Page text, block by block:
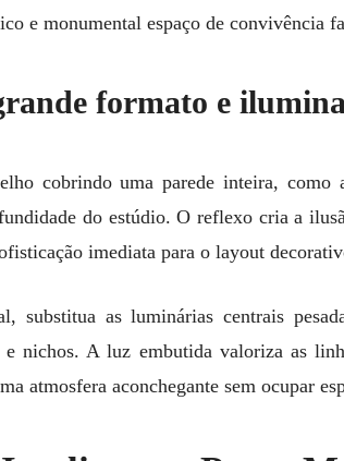
e monumental espaço de convivência
formato e
cobrindo uma parede inteira,
do estúdio. O reflexo cria a
imediata para o layout
substitua as luminárias centrais
e nichos. A luz embutida valoriza as
atmosfera aconchegante sem ocupar